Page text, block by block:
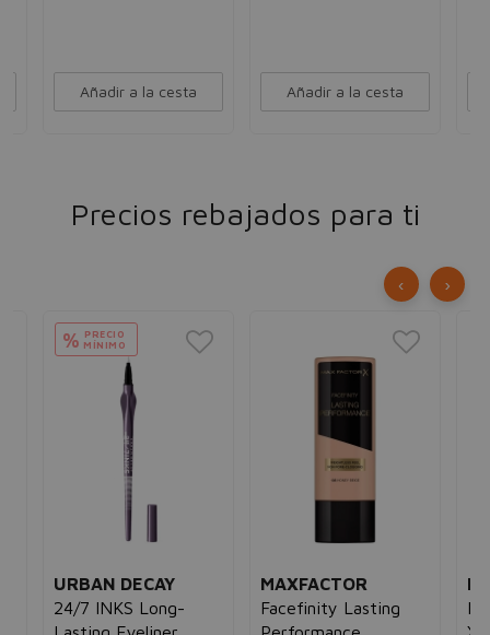
Añadir a la cesta Añadir a la cesta
Precios rebajados para ti
MAXFACTOR
Facefinity Lasting
MAXFACTOR
False Lash Effect
‹ ›